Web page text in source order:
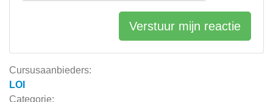
Cursusaanbieders:
LOI
Categorie:
Verstuur mijn reactie